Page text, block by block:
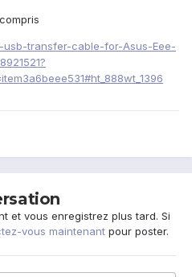
transfer-cable-for-Asus-Eee-
et vous enregistrez plus tard. Si
vous maintenant pour poster.